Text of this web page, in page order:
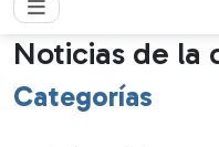
Noticias de la
Categorías